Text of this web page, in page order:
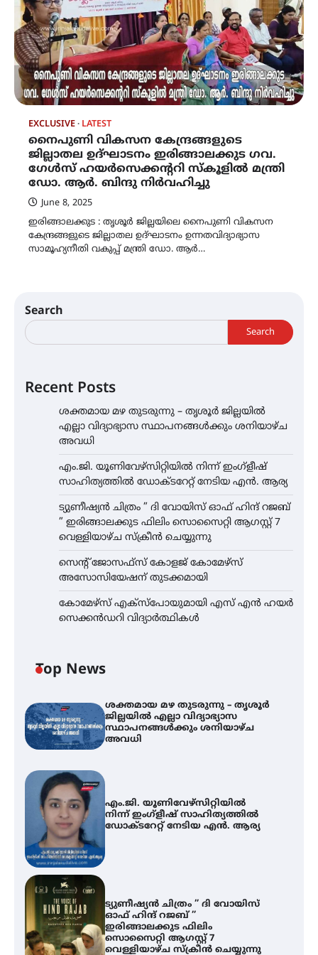
EXCLUSIVE LATEST
നൈപുണി വികസന കേന്ദ്രങ്ങളുടെ
ജില്ലാതല ഉദ്ഘാടനം ഇരിങ്ങാലക്കുട ഗവ.
ഗേള്‍സ് ഹയര്‍സെക്കന്ററി സ്‌കൂളില്‍ മന്ത്രി
ഡോ. ആർ. ബിന്ദു നിർവഹിച്ചു
June 8, 2025
ഇരിങ്ങാലക്കുട : തൃശൂർ ജില്ലയിലെ നൈപുണി വികസന
കേന്ദ്രങ്ങളുടെ ജില്ലാതല ഉദ്ഘാടനം ഉന്നതവിദ്യാഭ്യാസ
സാമൂഹ്യനീതി വകുപ്പ് മന്ത്രി ഡോ. ആര്‍…
Search
Search
Recent Posts
ശക്തമായ മഴ തുടരുന്നു – തൃശൂർ ജില്ലയിൽ
എല്ലാ വിദ്യാഭ്യാസ സ്ഥാപനങ്ങൾക്കും ശനിയാഴ്ച
അവധി
എം.ജി. യൂണിവേഴ്‌സിറ്റിയിൽ നിന്ന് ഇംഗ്ളീഷ്
സാഹിത്യത്തിൽ ഡോക്ടറേറ്റ് നേടിയ എൻ. ആര്യ
ട്യുണീഷ്യൻ ചിത്രം ” ദി വോയിസ് ഓഫ് ഹിന്ദ് റജബ്
” ഇരിങ്ങാലക്കുട ഫിലിം സൊസൈറ്റി ആഗസ്റ്റ് 7
വെള്ളിയാഴ്ച സ്‌ക്രീൻ ചെയ്യുന്നു
സെന്റ് ജോസഫ്സ് കോളജ് കോമേഴ്‌സ്
അസോസിയേഷന് തുടക്കമായി
കോമേഴ്സ് എക്സ്പോയുമായി എസ് എൻ ഹയർ
സെക്കൻഡറി വിദ്യാർത്ഥികൾ
Top News
ശക്തമായ മഴ തുടരുന്നു – തൃശൂർ
ജില്ലയിൽ എല്ലാ വിദ്യാഭ്യാസ
സ്ഥാപനങ്ങൾക്കും ശനിയാഴ്ച
അവധി
എം.ജി. യൂണിവേഴ്‌സിറ്റിയിൽ
നിന്ന് ഇംഗ്ളീഷ് സാഹിത്യത്തിൽ
ഡോക്ടറേറ്റ് നേടിയ എൻ. ആര്യ
ട്യുണീഷ്യൻ ചിത്രം ” ദി വോയിസ്
ഓഫ് ഹിന്ദ് റജബ് ”
ഇരിങ്ങാലക്കുട ഫിലിം
സൊസൈറ്റി ആഗസ്റ്റ് 7
വെള്ളിയാഴ്ച സ്‌ക്രീൻ ചെയ്യുന്നു